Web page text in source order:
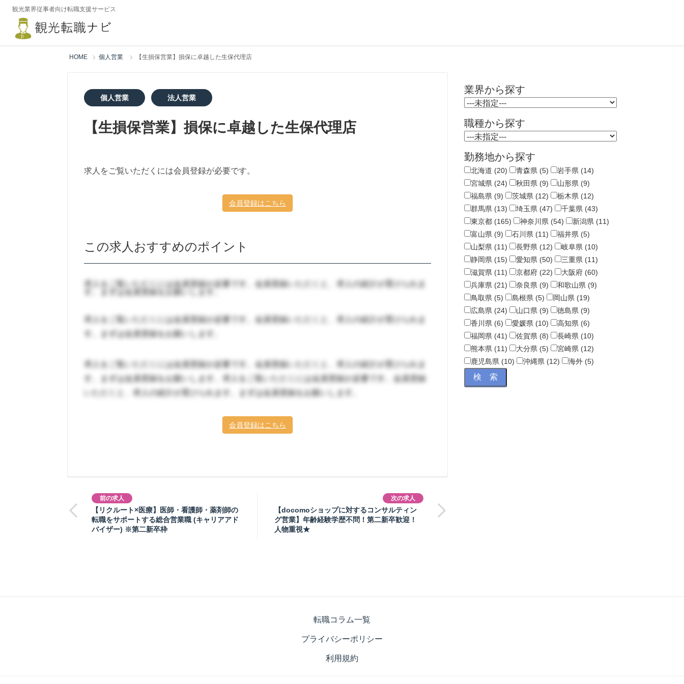
観光業界従事者向け転職支援サービス
HOME 個人営業 【生損保営業】損保に卓越した生保代理店
個人営業 法人営業
【生損保営業】損保に卓越した生保代理店
求人をご覧いただくには会員登録が必要です。
会員登録はこちら
この求人おすすめのポイント
求人をご覧いただくには会員登録が必要です。会員登録いただくと、求人の紹介が受けられま
す。まずは会員登録をお願いします。
求人をご覧いただくには会員登録が必要です。会員登録いただくと、求人の紹介が受けられま
す。まずは会員登録をお願いします。
求人をご覧いただくには会員登録が必要です。会員登録いただくと、求人の紹介が受けられま
す。まずは会員登録をお願いします。求人をご覧いただくには会員登録が必要です。会員登録
いただくと、求人の紹介が受けられます。まずは会員登録をお願いします。
会員登録はこちら
前の求人
【リクルート×医療】医師・看護師・薬剤師の
転職をサポートする総合営業職 (キャリアアド
バイザー) ※第二新卒枠
次の求人
【docomoショップに対するコンサルティン
グ営業】年齢経験学歴不問！第二新卒歓迎！
人物重視★
業界から探す
職種から探す
勤務地から探す
北海道 (20) 青森県 (5)
岩手県 (14)
宮城県 (24)
秋田県 (9)
山形県 (9)
福島県 (9)
茨城県 (12)
栃木県 (12)
群馬県 (13)
埼玉県 (47)
千葉県 (43)
東京都 (165)
神奈川県 (54)
新潟県 (11)
富山県 (9)
石川県 (11)
福井県 (5)
山梨県 (11)
長野県 (12)
岐阜県 (10)
静岡県 (15)
愛知県 (50)
三重県 (11)
滋賀県 (11)
京都府 (22)
大阪府 (60)
兵庫県 (21)
奈良県 (9)
和歌山県 (9)
鳥取県 (5)
島根県 (5)
岡山県 (19)
広島県 (24)
山口県 (9)
徳島県 (9)
香川県 (6)
愛媛県 (10)
高知県 (6)
福岡県 (41)
佐賀県 (8)
長崎県 (10)
熊本県 (11)
大分県 (5)
宮崎県 (12)
鹿児島県 (10)
沖縄県 (12) 海外 (5)
転職コラム一覧
プライバシーポリシー
利用規約